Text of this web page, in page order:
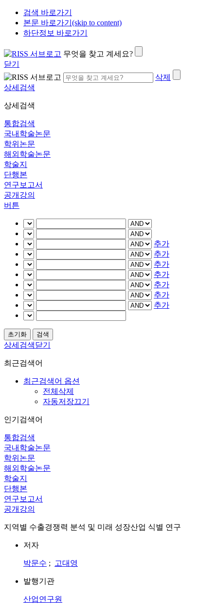
검색 바로가기
본문 바로가기(skip to content)
하단정보 바로가기
무엇을 찾고 계세요?
닫기
삭제
상세검색
상세검색
통합검색
국내학술논문
학위논문
해외학술논문
학술지
단행본
연구보고서
공개강의
버튼
추가
추가
추가
추가
추가
추가
추가
상세검색닫기
최근검색어
최근검색어 옵션
전체삭제
자동저장끄기
인기검색어
통합검색
국내학술논문
학위논문
해외학술논문
학술지
단행본
연구보고서
공개강의
지역별 수출경쟁력 분석 및 미래 성장산업 식별 연구
저자
박문수 ; 고대영
발행기관
산업연구원